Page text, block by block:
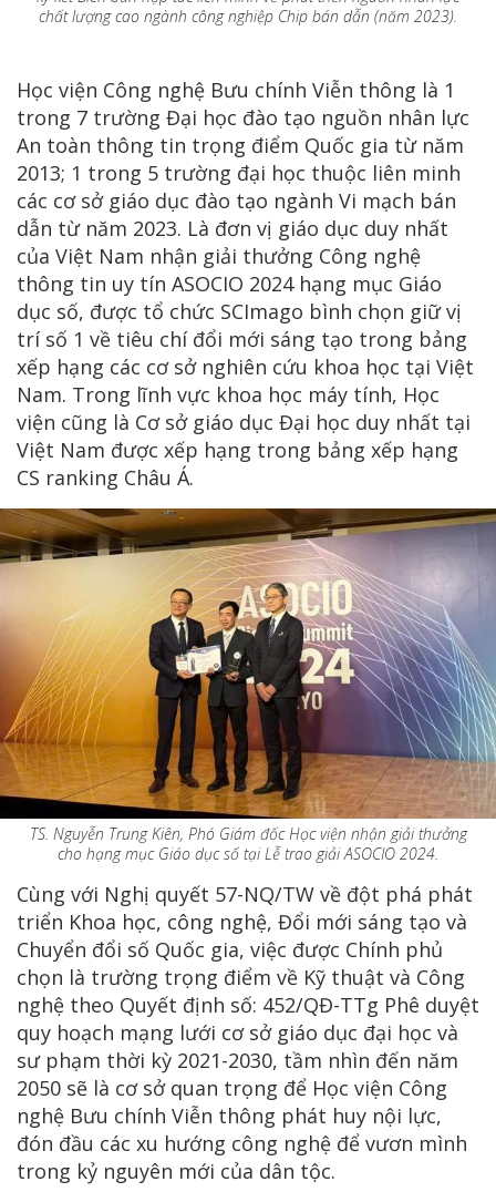
chất lượng cao ngành công nghiệp Chip bán dẫn (năm 2023).
Học viện Công nghệ Bưu chính Viễn thông là 1
trong 7 trường Đại học đào tạo nguồn nhân lực
An toàn thông tin trọng điểm Quốc gia từ năm
2013; 1 trong 5 trường đại học thuộc liên minh
các cơ sở giáo dục đào tạo ngành Vi mạch bán
dẫn từ năm 2023. Là đơn vị giáo dục duy nhất
của Việt Nam nhận giải thưởng Công nghệ
thông tin uy tín ASOCIO 2024 hạng mục Giáo
dục số, được tổ chức SCImago bình chọn giữ vị
trí số 1 về tiêu chí đổi mới sáng tạo trong bảng
xếp hạng các cơ sở nghiên cứu khoa học tại Việt
Nam. Trong lĩnh vực khoa học máy tính, Học
viện cũng là Cơ sở giáo dục Đại học duy nhất tại
Việt Nam được xếp hạng trong bảng xếp hạng
CS ranking Châu Á.
TS. Nguyễn Trung Kiên, Phó Giám đốc Học viện nhận giải thưởng
cho hạng mục Giáo dục số tại Lễ trao giải ASOCIO 2024.
Cùng với Nghị quyết 57-NQ/TW về đột phá phát
triển Khoa học, công nghệ, Đổi mới sáng tạo và
Chuyển đổi số Quốc gia, việc được Chính phủ
chọn là trường trọng điểm về Kỹ thuật và Công
nghệ theo Quyết định số: 452/QĐ-TTg Phê duyệt
quy hoạch mạng lưới cơ sở giáo dục đại học và
sư phạm thời kỳ 2021-2030, tầm nhìn đến năm
2050 sẽ là cơ sở quan trọng để Học viện Công
nghệ Bưu chính Viễn thông phát huy nội lực,
đón đầu các xu hướng công nghệ để vươn mình
trong kỷ nguyên mới của dân tộc.